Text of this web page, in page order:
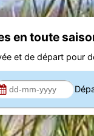
en toute
et de départ pour